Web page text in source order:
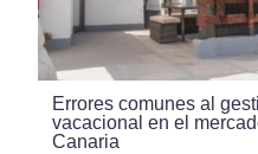
Errores comunes al
vacacional en el
Canaria